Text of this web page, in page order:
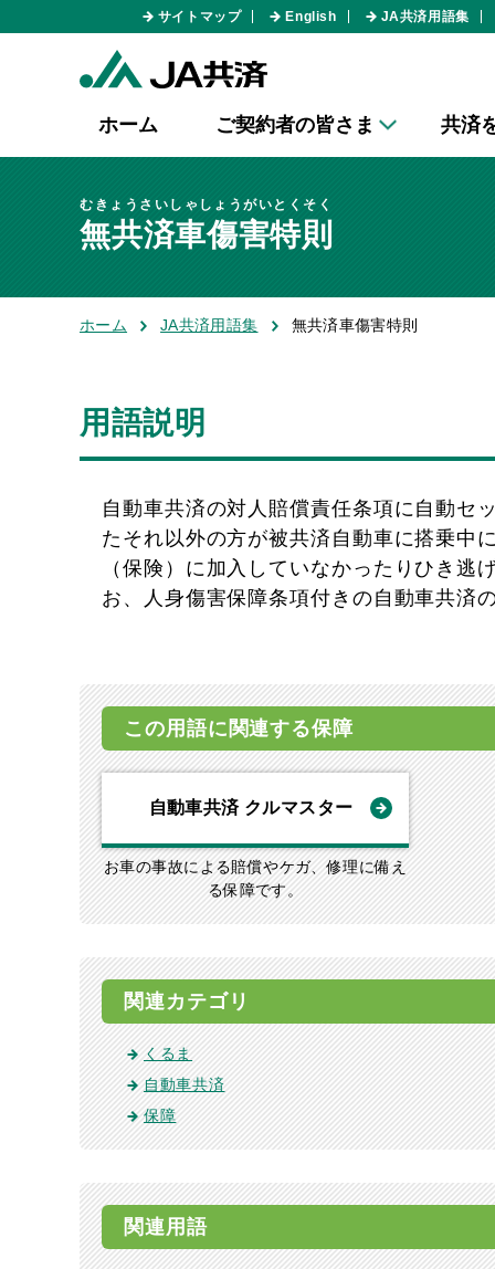
サイトマップ English JA共済用語集
ホーム ご契約者の皆さま 共済
無共済車傷害特則
むきょうさいしゃしょうがいとくそく
ホーム JA共済用語集 無共済車傷害特則
用語説明
自動車共済の対人賠償責任条項に自動セ
たそれ以外の方が被共済自動車に搭乗中
（保険）に加入していなかったりひき
お、人身傷害保障条項付きの自動車共済
この用語に関連する保障
自動車共済 クルマスター
お車の事故による賠償やケガ、修理に備え
る保障です。
関連カテゴリ
くるま
自動車共済
保障
関連用語